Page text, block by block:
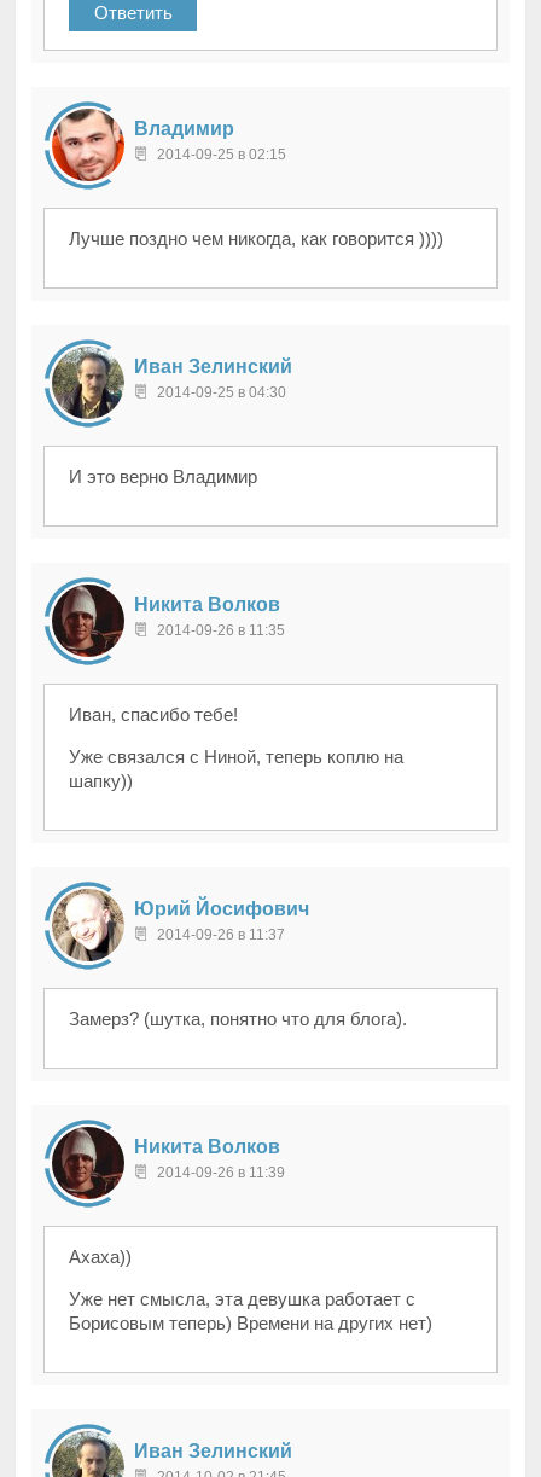
Ответить
Владимир
2014-09-25 в 02:15
Лучше поздно чем никогда, как говорится ))))
Иван Зелинский
2014-09-25 в 04:30
И это верно Владимир
Никита Волков
2014-09-26 в 11:35
Иван, спасибо тебе!
Уже связался с Ниной, теперь коплю на
шапку))
Юрий Йосифович
2014-09-26 в 11:37
Замерз? (шутка, понятно что для блога).
Никита Волков
2014-09-26 в 11:39
Ахаха))
Уже нет смысла, эта девушка работает с
Борисовым теперь) Времени на других нет)
Иван Зелинский